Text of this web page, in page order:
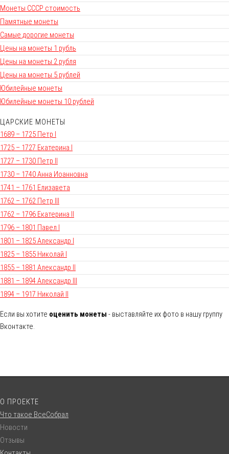
Монеты СССР стоимость
Памятные монеты
Самые дорогие монеты
Цены на монеты 1 рубль
Цены на монеты 2 рубля
Цены на монеты 5 рублей
Юбилейные монеты
Юбилейные монеты 10 рублей
ЦАРСКИЕ МОНЕТЫ
1689 – 1725 Петр I
1725 – 1727 Екатерина I
1727 – 1730 Петр II
1730 – 1740 Анна Иоанновна
1741 – 1761 Елизавета
1762 – 1762 Петр III
1762 – 1796 Екатерина II
1796 – 1801 Павел I
1801 – 1825 Александр I
1825 – 1855 Николай I
1855 – 1881 Александр II
1881 – 1894 Александр III
1894 – 1917 Николай II
Если вы хотите оценить монеты - выставляйте их фото в нашу группу
Вконтакте.
О ПРОЕКТЕ
Что такое ВсеСобрал
Новости
Отзывы